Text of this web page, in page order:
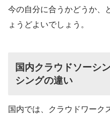
今の自分に合うかどうか、
ょうどよいでしょう。
国内クラウドソーシ
シングの違い
国内では、クラウドワーク